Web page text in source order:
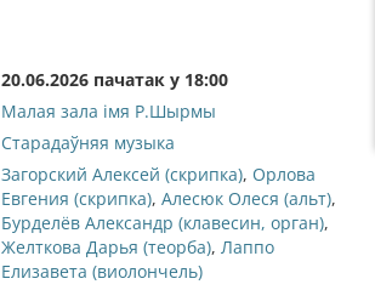
20.06.2026 пачатак у 18:00
Малая зала імя Р.Шырмы
Старадаўняя музыка
Загорский Алексей (скрипка), Орлова
Евгения (скрипка), Алесюк Олеся (альт),
Бурделёв Александр (клавесин, орган),
Желткова Дарья (теорба), Лаппо
Елизавета (виолончель)